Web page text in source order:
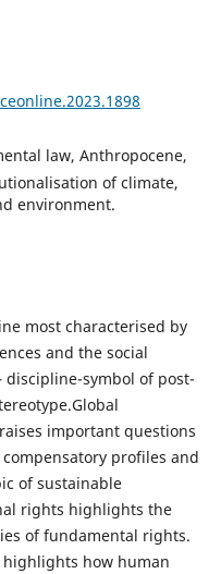
law, Anthropocene,
of climate,
environment.
most characterised by
and the social
discipline-symbol of post-
important questions
profiles and
of sustainable
rights highlights the
of fundamental rights.
how human